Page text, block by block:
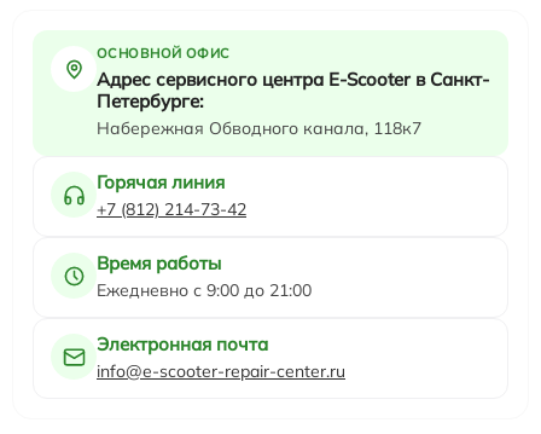
ОСНОВНОЙ ОФИС
Адрес сервисного центра E-Scooter в Санкт-
Петербурге:
Набережная Обводного канала, 118к7
Горячая линия
+7 (812) 214-73-42
Время работы
Ежедневно с 9:00 до 21:00
Электронная почта
info@e-scooter-repair-center.ru